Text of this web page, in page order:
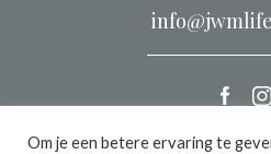
Om je een betere ervaring te